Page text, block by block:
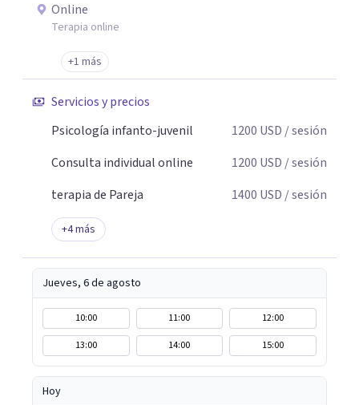
Online
Terapia online
+1 más
Servicios y precios
Psicología infanto-juvenil
1200 USD / sesión
Consulta individual online
1200 USD / sesión
terapia de Pareja
1400 USD / sesión
+4más
Jueves, 6 de agosto
10:00 11:00
12:00
13:00
14:00 15:00
Hoy